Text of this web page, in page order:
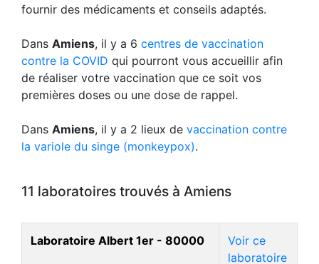
fournir des médicaments et conseils adaptés.
Dans Amiens, il y a 6 centres de vaccination
contre la COVID qui pourront vous accueillir afin
de réaliser votre vaccination que ce soit vos
premières doses ou une dose de rappel.
Dans Amiens, il y a 2 lieux de vaccination contre
la variole du singe (monkeypox).
11 laboratoires trouvés à Amiens
Laboratoire Albert 1er - 80000
Voir ce
laboratoire